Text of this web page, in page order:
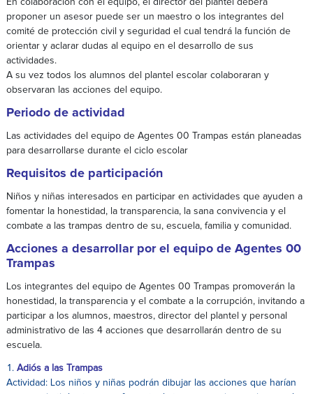
En colaboración con el equipo, el director del plantel deberá
proponer un asesor puede ser un maestro o los integrantes del
comité de protección civil y seguridad el cual tendrá la función de
orientar y aclarar dudas al equipo en el desarrollo de sus
actividades.
A su vez todos los alumnos del plantel escolar colaboraran y
observaran las acciones del equipo.
Periodo de actividad
Las actividades del equipo de Agentes 00 Trampas están planeadas
para desarrollarse durante el ciclo escolar
Requisitos de participación
Niños y niñas interesados en participar en actividades que ayuden a
fomentar la honestidad, la transparencia, la sana convivencia y el
combate a las trampas dentro de su, escuela, familia y comunidad.
Acciones a desarrollar por el equipo de Agentes 00
Trampas
Los integrantes del equipo de Agentes 00 Trampas promoverán la
honestidad, la transparencia y el combate a la corrupción, invitando a
participar a los alumnos, maestros, director del plantel y personal
administrativo de las 4 acciones que desarrollarán dentro de su
escuela.
Adiós a las Trampas
Actividad: Los niños y niñas podrán dibujar las acciones que harían